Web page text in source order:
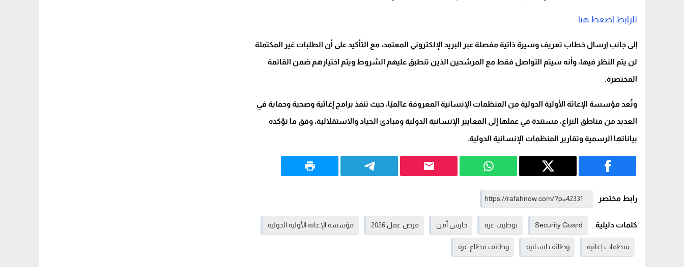
للرابط اضغط هنا
إلى جانب إرسال خطاب تعريف وسيرة ذاتية مفصلة عبر البريد الإلكتروني المعتمد، مع التأكيد على أن الطلبات غير المكتملة
لن يتم النظر فيها، وأنه سيتم التواصل فقط مع المرشحين الذين تنطبق عليهم الشروط ويتم اختيارهم ضمن القائمة
المختصرة.
وتُعد مؤسسة الإغاثة الأولية الدولية من المنظمات الإنسانية المعروفة عالميًا، حيث تنفذ برامج إغاثية وصحية وحماية في
العديد من مناطق النزاع، مستندة في عملها إلى المعايير الإنسانية الدولية ومبادئ الحياد والاستقلالية، وفق ما تؤكده
بياناتها الرسمية وتقارير المنظمات الإنسانية الدولية.
رابط مختصر
كلمات دليلية Security Guard توظيف غزة حارس أمن فرص عمل 2026 مؤسسة الإغاثة الأولية الدولية
منظمات إغاثية وظائف إنسانية وظائف قطاع غزة